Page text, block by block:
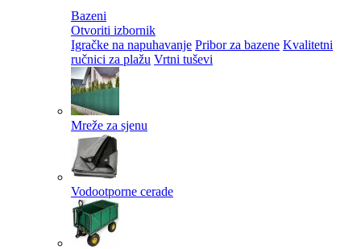
Bazeni
Otvoriti izbornik
Igračke na napuhavanje Pribor za bazene Kvalitetni
ručnici za plažu Vrtni tuševi
Mreže za sjenu
Vodootporne cerade